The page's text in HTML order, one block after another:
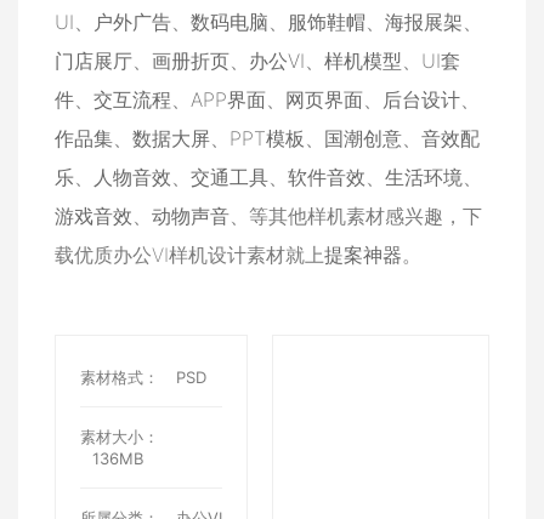
UI
户外广告 数码电脑 服饰鞋帽 海报展架
门店展厅
画册折页 办公VI 样机模型
UI套
件
交互流程 APP界面 网页界面 后台设计
作品集
数据大屏 PPT模板 国潮创意
音效配
乐
人物音效 交通工具 软件音效 生活环境
游戏音效
动物声音 、等其他样机素材感兴趣，下
载优质办公VI样机设计素材就上提案神器。
素材格式： PSD
素材大小：
136MB